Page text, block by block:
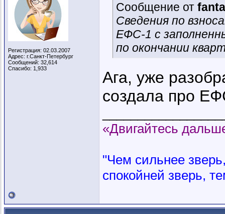
Регистрация: 02.03.2007
Адрес: г.Санкт-Петербург
Сообщений: 32,614
Спасибо: 1,933
Сообщение от
Сведения по
ЕФС-1 с
по окончании
Ага, уже
создала про
«Двигайтесь
"Чем сильнее
спокойней зверь,